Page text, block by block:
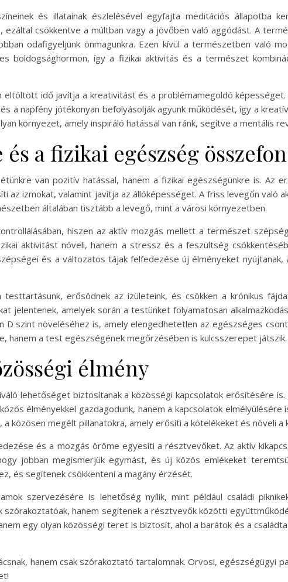
és illatainak észlelésével egyfajta meditációs állapotba
csökkentve a múltban vagy a jövőben való aggódást. A
odafigyeljünk önmagunkra. Ezen kívül a természetben való
boldogsághormon, így a fizikai aktivitás és a természet
idő javítja a kreativitást és a problémamegoldó
a napfény jótékonyan befolyásolják agyunk működését, így a
környezet, amely inspiráló hatással van ránk, segítve a mentális
a fizikai egészség
van pozitív hatással, hanem a fizikai egészségünkre is. Az
az izmokat, valamint javítja az állóképességet. A friss levegőn való
általában tisztább a levegő, mint a városi környezetben.
hiszen az aktív mozgás mellett a természet
aktivitást növeli, hanem a stressz és a feszültség
és a változatos tájak felfedezése új élményeket nyújtanak,
erősödnek az ízületeink, és csökken a krónikus
jelentenek, amelyek során a testünket folyamatosan
szint növeléséhez is, amely elengedhetetlen az egészséges
hanem a test egészségének megőrzésében is kulcsszerepet játszik.
élmény
lehetőséget biztosítanak a közösségi kapcsolatok erősítésére is.
élményekkel gazdagodunk, hanem a kapcsolatok elmélyülésére
megélt pillanatokra, amely erősíti a kötelékeket és növeli a
és a mozgás öröme egyesíti a résztvevőket. Az aktív
jobban megismerjük egymást, és új közös emlékeket
és segítenek csökkenteni a magány érzését.
szervezésére is lehetőség nyílik, mint például családi
hanem segítenek a résztvevők közötti
egy olyan közösségi teret is biztosít, ahol a barátok és a
hanem csak szórakoztató tartalomnak. Orvosi, egészségügyi